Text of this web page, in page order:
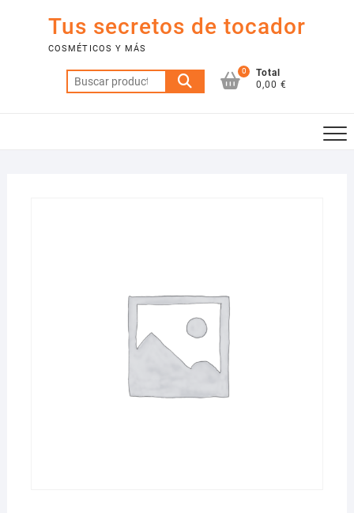
contenido
Tus secretos de tocador
COSMÉTICOS Y MÁS
Buscar
por:
0
Total
0,00 €